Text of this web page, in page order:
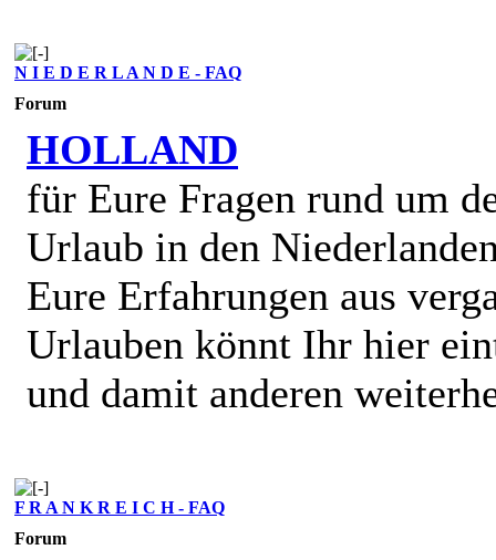
N I E D E R L A N D E - FAQ
Forum
HOLLAND
für Eure Fragen rund um
Urlaub in den
Eure Erfahrungen aus
Urlauben könnt Ihr hier
und damit anderen
F R A N K R E I C H - FAQ
Forum